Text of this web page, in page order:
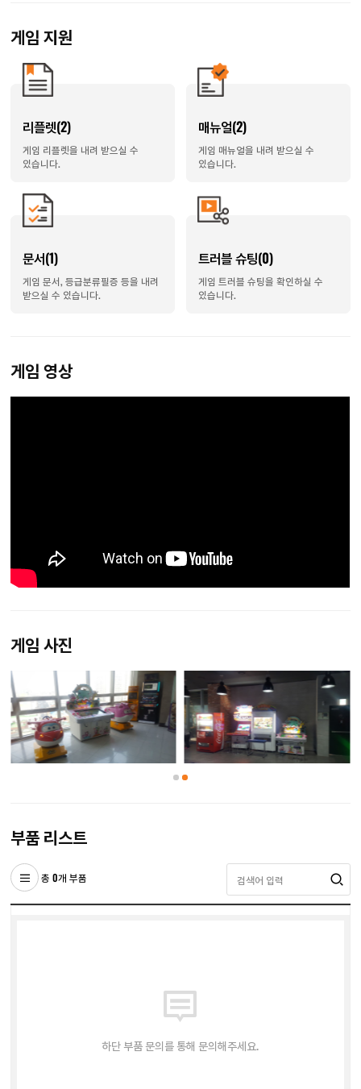
게임 지원
리플렛(2)
게임 리플렛을 내려 받으실 수
있습니다.
매뉴얼(2)
게임 매뉴얼을 내려 받으실 수
있습니다.
문서(1)
게임 문서, 등급분류필증 등을 내려
받으실 수 있습니다.
트러블 슈팅(0)
게임 트러블 슈팅을 확인하실 수
있습니다.
게임 영상
게임 사진
부품 리스트
총 0개 부품
하단 부품 문의를 통해 문의해주세요.